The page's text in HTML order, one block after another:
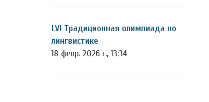
LVI Традиционная олимпиада по
лингвистике
18 февр. 2026 г., 13:34